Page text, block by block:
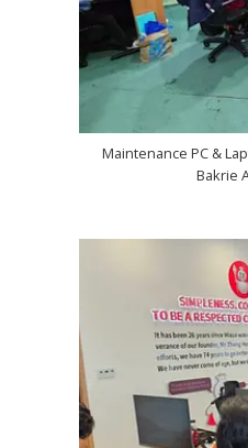
Maintenance PC &
Bakrie